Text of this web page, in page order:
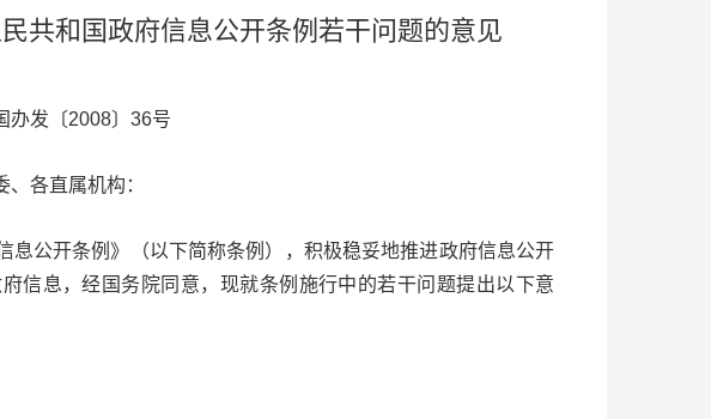
共和国政府信息公开条例若干问题的意见
办发〔2008〕36号
各直属机构：
公开条例》（以下简称条例），积极稳妥地推进政府信息公开
信息，经国务院同意，现就条例施行中的若干问题提出以下意